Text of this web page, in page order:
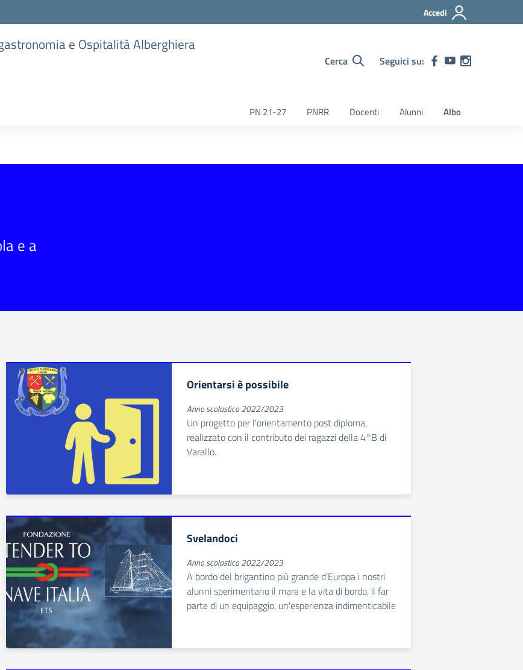
Accedi
e Ospitalità Alberghiera
Cerca Seguici su:
PN 21-27 PNRR Docenti Alunni Albo
e a
Orientarsi è possibile
Anno scolastico 2022/2023
Un progetto per l'orientamento post diploma,
realizzato con il contributo dei ragazzi della 4°B di
Varallo.
Svelandoci
Anno scolastico 2022/2023
A bordo del brigantino più grande d’Europa i nostri
alunni sperimentano il mare e la vita di bordo, il far
parte di un equipaggio, un'esperienza indimenticabile